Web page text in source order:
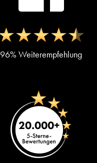
96% Weiterempfehlung